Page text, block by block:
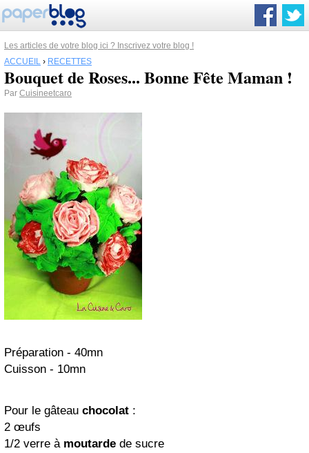
Les articles de votre blog ici ? Inscrivez votre blog !
ACCUEIL › RECETTES
Bouquet de Roses... Bonne Fête Maman !
Par Cuisineetcaro
Préparation - 40mn
Cuisson - 10mn
Pour le gâteau chocolat :
2 œufs
1/2 verre à moutarde de sucre